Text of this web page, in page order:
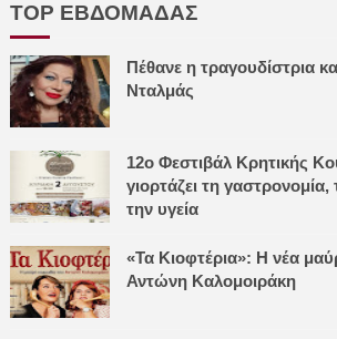
TOP ΕΒΔΟΜΑΔΑΣ
Πέθανε η τραγουδίστρια
Νταλμάς
12ο Φεστιβάλ Κρητικής
γιορτάζει τη γαστρονομία,
την υγεία
«Τα Κιοφτέρια»: Η νέα
Αντώνη Καλομοιράκη